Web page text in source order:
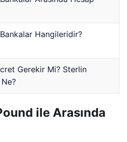
Hangileridir?
Gerekir Mi? Sterlin
ile Arasında